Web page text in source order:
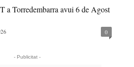
a Torredembarra avui 6 de Agost
0
- Publicitat -